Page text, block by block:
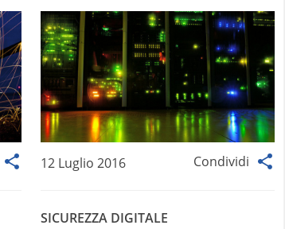
12 Luglio 2016 Condividi
SICUREZZA DIGITALE